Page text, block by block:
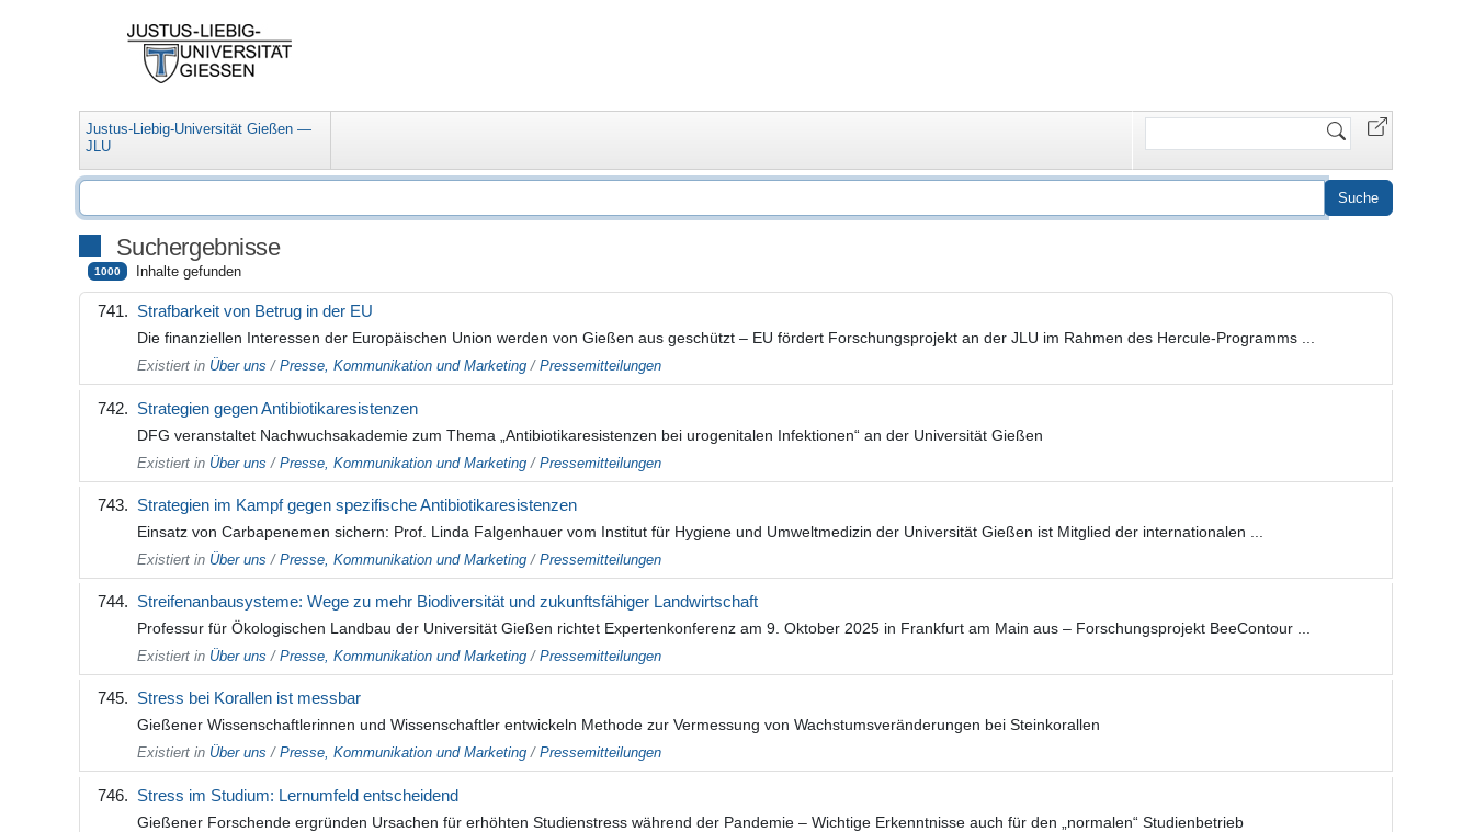
Justus-Liebig-Universität Gießen —
JLU
Website
Suchergebnisse
1000 Inhalte gefunden
Strafbarkeit von Betrug in der EU
Die finanziellen Interessen der Europäischen Union werden von Gießen aus geschützt – EU fördert Forschungsprojekt an der JLU im Rahmen des Hercule-Programms ...
Existiert in Über uns / Presse, Kommunikation und Marketing / Pressemitteilungen
Strategien gegen Antibiotikaresistenzen
DFG veranstaltet Nachwuchsakademie zum Thema „Antibiotikaresistenzen bei urogenitalen Infektionen“ an der Universität Gießen
Existiert in Über uns / Presse, Kommunikation und Marketing / Pressemitteilungen
Strategien im Kampf gegen spezifische Antibiotikaresistenzen
Einsatz von Carbapenemen sichern: Prof. Linda Falgenhauer vom Institut für Hygiene und Umweltmedizin der Universität Gießen ist Mitglied der internationalen ...
Existiert in Über uns / Presse, Kommunikation und Marketing / Pressemitteilungen
Streifenanbausysteme: Wege zu mehr Biodiversität und zukunftsfähiger Landwirtschaft
Professur für Ökologischen Landbau der Universität Gießen richtet Expertenkonferenz am 9. Oktober 2025 in Frankfurt am Main aus – Forschungsprojekt BeeContour ...
Existiert in Über uns / Presse, Kommunikation und Marketing / Pressemitteilungen
Stress bei Korallen ist messbar
Gießener Wissenschaftlerinnen und Wissenschaftler entwickeln Methode zur Vermessung von Wachstumsveränderungen bei Steinkorallen
Existiert in Über uns / Presse, Kommunikation und Marketing / Pressemitteilungen
Stress im Studium: Lernumfeld entscheidend
Gießener Forschende ergründen Ursachen für erhöhten Studienstress während der Pandemie – Wichtige Erkenntnisse auch für den „normalen“ Studienbetrieb